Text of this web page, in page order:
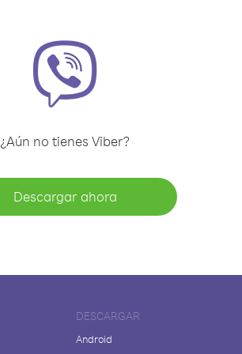
¿Aún no tienes Viber?
Descargar ahora
DESCARGAR
Android